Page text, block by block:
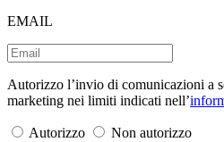
EMAIL
Autorizzo l’invio di comunicazioni a
marketing nei limiti indicati nell’
Autorizzo
Non autorizzo